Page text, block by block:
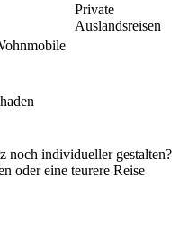
Private
Auslandsreisen
noch individueller gestalten?
oder eine teurere Reise